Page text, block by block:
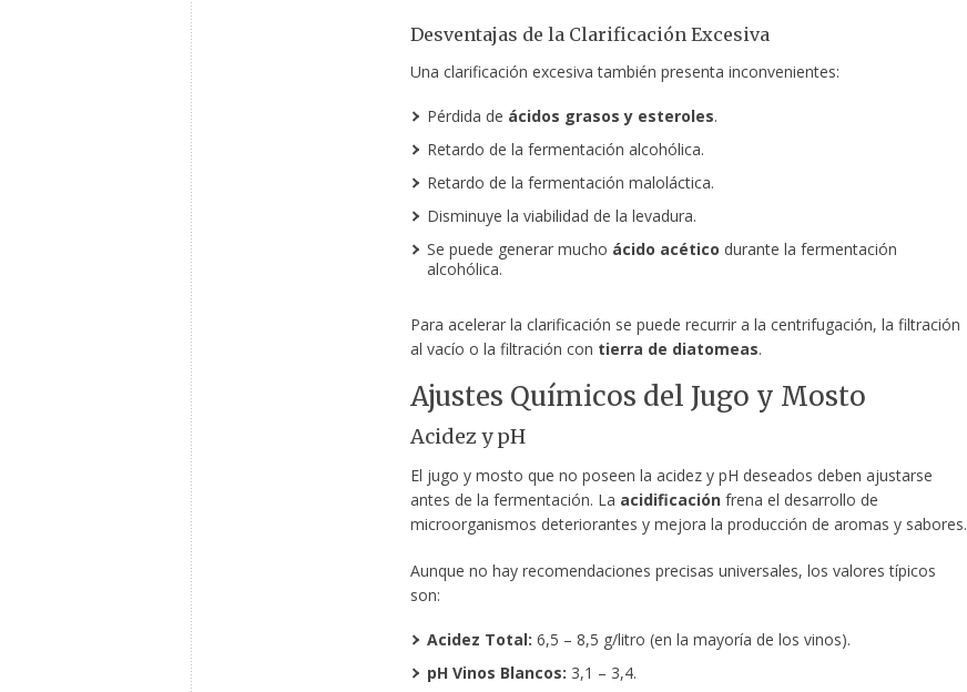
Desventajas de la Clarificación Excesiva
Una clarificación excesiva también presenta inconvenientes:
Pérdida de ácidos grasos y esteroles.
Retardo de la fermentación alcohólica.
Retardo de la fermentación maloláctica.
Disminuye la viabilidad de la levadura.
Se puede generar mucho ácido acético durante la fermentación
alcohólica.
Para acelerar la clarificación se puede recurrir a la centrifugación, la filtración
al vacío o la filtración con tierra de diatomeas.
Ajustes Químicos del Jugo y Mosto
Acidez y pH
El jugo y mosto que no poseen la acidez y pH deseados deben ajustarse
antes de la fermentación. La acidificaciónfrena el desarrollo de
microorganismos deteriorantes y mejora la producción de aromas y sabores.
Aunque no hay recomendaciones precisas universales, los valores típicos
son:
Acidez Total: 6,5 – 8,5 g/litro (en la mayoría de los vinos).
pH Vinos Blancos: 3,1 – 3,4.